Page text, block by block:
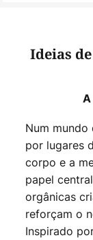
Ideias
A
Num mundo
por lugares
corpo e a
papel
orgânicas
reforçam o
Inspirado